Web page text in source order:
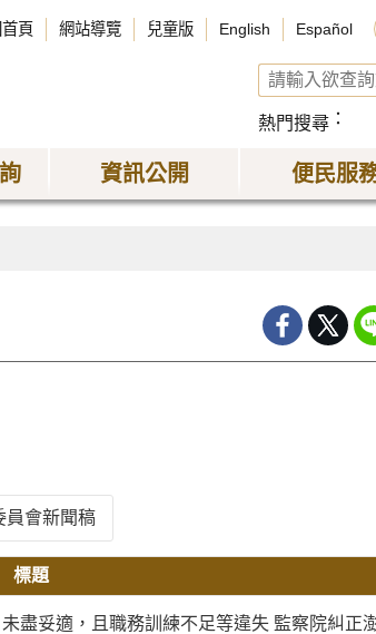
首頁 網站導覽 兒童版 English Español
熱門搜尋
資訊公開 便民服
員會新聞稿
標題
盡妥適，且職務訓練不足等違失 監察院糾正